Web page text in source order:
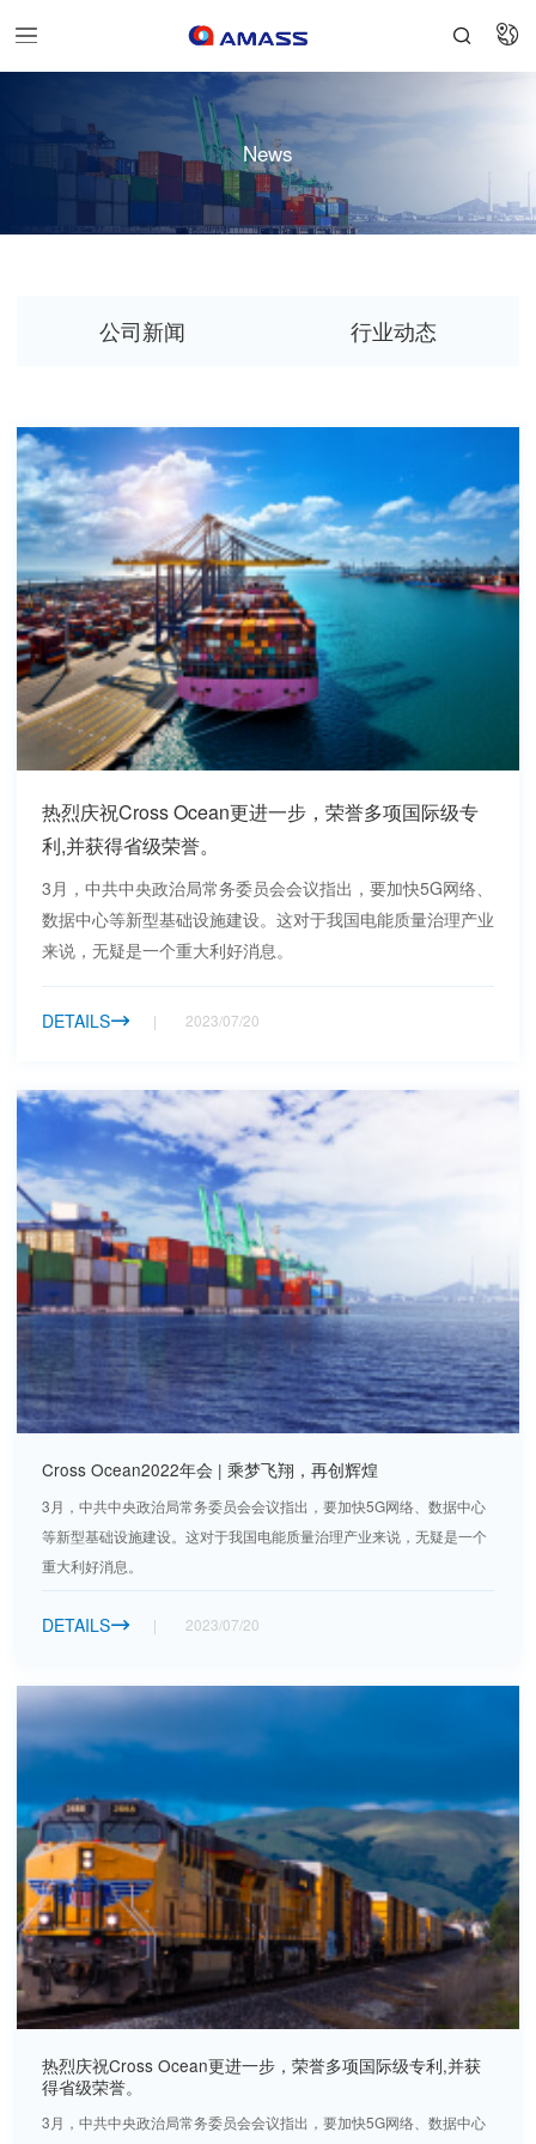
 
News
公司新闻 行业动态
热烈庆祝Cross Ocean更进一步，荣誉多项国际级专
利,并获得省级荣誉。
3月，中共中央政治局常务委员会会议指出，要加快5G网络、
数据中心等新型基础设施建设。这对于我国电能质量治理产业
来说，无疑是一个重大利好消息。
DETAILS 2023/07/20
Cross Ocean2022年会 | 乘梦飞翔，再创辉煌
3月，中共中央政治局常务委员会会议指出，要加快5G网络、数据中心
等新型基础设施建设。这对于我国电能质量治理产业来说，无疑是一个
重大利好消息。
DETAILS 2023/07/20
热烈庆祝Cross Ocean更进一步，荣誉多项国际级专利,并获
得省级荣誉。
3月，中共中央政治局常务委员会会议指出，要加快5G网络、数据中心